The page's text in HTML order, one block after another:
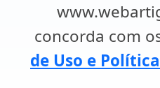
concorda com
de Uso e